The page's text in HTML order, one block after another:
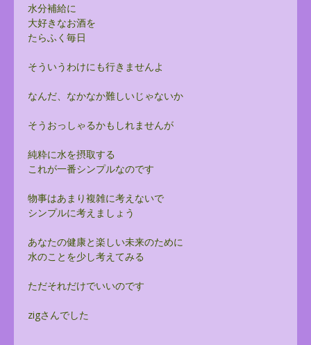
水分補給に
大好きなお酒を
たらふく毎日
そういうわけにも行きませんよ
なんだ、なかなか難しいじゃないか
そうおっしゃるかもしれませんが
純粋に水を摂取する
これが一番シンプルなのです
物事はあまり複雑に考えないで
シンプルに考えましょう
あなたの健康と楽しい未来のために
水のことを少し考えてみる
ただそれだけでいいのです
zigさんでした